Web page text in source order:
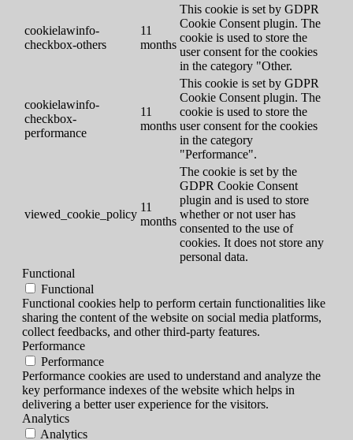
cookielawinfo-
checkbox-others
11
months
This cookie is set by GDPR
Cookie Consent plugin. The
cookie is used to store the
user consent for the cookies
in the category "Other.
cookielawinfo-
checkbox-
performance
11
months
This cookie is set by GDPR
Cookie Consent plugin. The
cookie is used to store the
user consent for the cookies
in the category
"Performance".
viewed_cookie_policy
11
months
The cookie is set by the
GDPR Cookie Consent
plugin and is used to store
whether or not user has
consented to the use of
cookies. It does not store any
personal data.
Functional
Functional
Functional cookies help to perform certain functionalities like
sharing the content of the website on social media platforms,
collect feedbacks, and other third-party features.
Performance
Performance
Performance cookies are used to understand and analyze the
key performance indexes of the website which helps in
delivering a better user experience for the visitors.
Analytics
Analytics